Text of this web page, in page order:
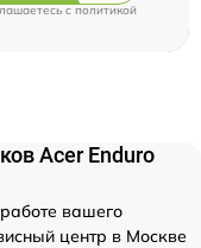
cполитикой
Acer Enduro
вашего
центр в Москве